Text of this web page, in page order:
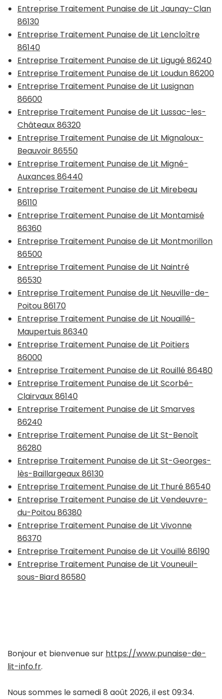
Entreprise Traitement Punaise de Lit Jaunay-Clan
86130
Entreprise Traitement Punaise de Lit Lencloître
86140
Entreprise Traitement Punaise de Lit Ligugé 86240
Entreprise Traitement Punaise de Lit Loudun 86200
Entreprise Traitement Punaise de Lit Lusignan
86600
Entreprise Traitement Punaise de Lit Lussac-les-
Châteaux 86320
Entreprise Traitement Punaise de Lit Mignaloux-
Beauvoir 86550
Entreprise Traitement Punaise de Lit Migné-
Auxances 86440
Entreprise Traitement Punaise de Lit Mirebeau
86110
Entreprise Traitement Punaise de Lit Montamisé
86360
Entreprise Traitement Punaise de Lit Montmorillon
86500
Entreprise Traitement Punaise de Lit Naintré
86530
Entreprise Traitement Punaise de Lit Neuville-de-
Poitou 86170
Entreprise Traitement Punaise de Lit Nouaillé-
Maupertuis 86340
Entreprise Traitement Punaise de Lit Poitiers
86000
Entreprise Traitement Punaise de Lit Rouillé 86480
Entreprise Traitement Punaise de Lit Scorbé-
Clairvaux 86140
Entreprise Traitement Punaise de Lit Smarves
86240
Entreprise Traitement Punaise de Lit St-Benoît
86280
Entreprise Traitement Punaise de Lit St-Georges-
lès-Baillargeaux 86130
Entreprise Traitement Punaise de Lit Thuré 86540
Entreprise Traitement Punaise de Lit Vendeuvre-
du-Poitou 86380
Entreprise Traitement Punaise de Lit Vivonne
86370
Entreprise Traitement Punaise de Lit Vouillé 86190
Entreprise Traitement Punaise de Lit Vouneuil-
sous-Biard 86580
Bonjour et bienvenue sur https://www.punaise-de-
lit-info.fr.
Nous sommes le samedi 8 août 2026, il est 09:34.